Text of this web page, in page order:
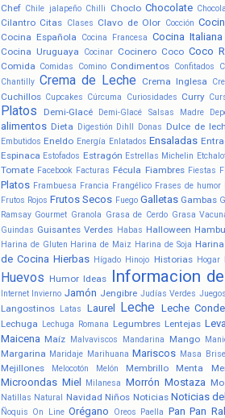
Chef Chile jalapeño Chilli Choclo Chocolate
Cilantro Citas Clases Clavo de Olor Cocción
Cocina Española
Cocina Francesa Cocina Italiana
Cocina Uruguaya Cocinar Cocinero Coco Coco
Comida Comidas Comino Condimentos Confitados
Chantilly Crema de Leche Crema Inglesa
Cuchillos Cupcakes Cúrcuma Curiosidades Curry
Platos
Demi-Glacé Demi-Glacé Salsas Madre
alimentos Dieta Digestión Dihll Donas Dulce de
Embutidos Eneldo Energía Enlatados Ensaladas
Espinaca Estofados Estragón Estrellas Michelin
Tomate Facebook Facturas Fécula Fiambres Fiestas
Platos Frambuesa Francia Frangélico Frases de humor
Frutos Rojos Frutos Secos Fuego Galletas Gambas
Ramsay Gourmet Granola Grasa de Cerdo Grasa
Guindas Guisantes Verdes Habas Halloween
Harina de Gluten Harina de Maiz Harina de Soja
de Cocina Hierbas Hígado Hinojo Historias Hogar
Huevos Humor Ideas Informacion
Internet Invierno Jamón Jengibre Judías Verdes Juegos
Langostinos Latas Laurel Leche Leche
Lechuga Lechuga Romana Legumbres Lentejas
Maicena Maíz Malvaviscos Mandarina Mango
Margarina Maridaje Marihuana Mariscos Masa
Mejillones Melocotón Melón Membrillo Menta
Microondas Miel Milanesa Morrón Mostaza
Natillas Natural Navidad Niños Noticias Noticias
Ñoquis On Line Orégano Oreos Paella Pan Pan